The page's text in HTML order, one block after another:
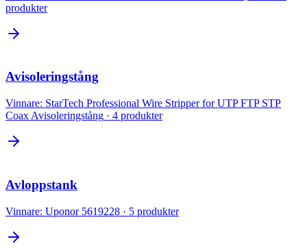
produkter
Avisoleringstång
Vinnare: StarTech Professional Wire Stripper for UTP FTP STP
Coax Avisoleringstång · 4 produkter
Avloppstank
Vinnare: Uponor 5619228 · 5 produkter